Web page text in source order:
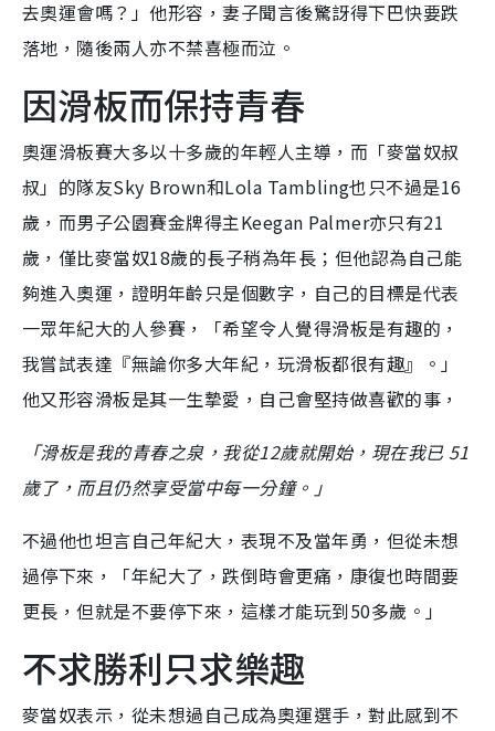
去奧運會嗎？」他形容，妻子聞言後驚訝得下巴快要跌
落地，隨後兩人亦不禁喜極而泣。
因滑板而保持青春
奧運滑板賽大多以十多歲的年輕人主導，而「麥當奴叔
叔」的隊友Sky Brown和Lola Tambling也只不過是16
歲，而男子公園賽金牌得主Keegan Palmer亦只有21
歲，僅比麥當奴18歲的長子稍為年長； 但他認為自己能
夠進入奧運， 證明年齡只是個數字，自己的目標是代表
一眾年紀大的人參賽，「希望令人覺得滑板是有趣的，
我嘗試表達『無論你多大年紀，玩滑板都很有趣』。」
他又形容滑板是其一生摯愛，自己會堅持做喜歡的事，
「滑板是我的青春之泉，我從12歲就開始，現在我已 51
歲了，而且仍然享受當中每一分鐘。」
不過他也坦言自己年紀大，表現不及當年勇，但從未想
過停下來，「年紀大了，跌倒時會更痛，康復也時間要
更長，但就是不要停下來，這樣才能玩到50多歲。」
不求勝利只求樂趣
麥當奴表示， 從未想過自己成為奧運選手，對此感到不